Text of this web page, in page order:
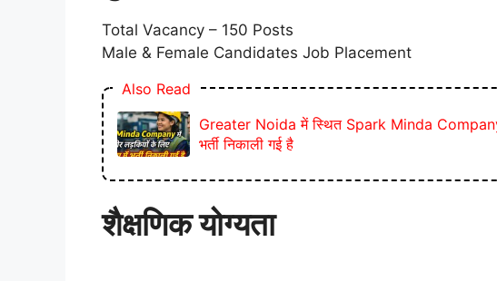
Total Vacancy – 150 Posts
Male & Female Candidates Job Placement
Also Read
Greater Noida में स्थित Spark Minda
भर्ती निकाली गई है
शैक्षणिक योग्यता